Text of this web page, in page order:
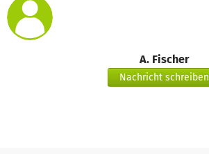
A. Fischer
Nachricht schreiben